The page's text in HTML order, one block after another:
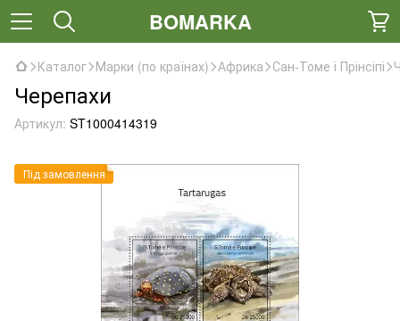
BOMARKA
Каталог Марки (по країнах) Африка Сан-Томе і Прінсіпі
Черепахи
Артикул: ST1000414319
Під замовлення